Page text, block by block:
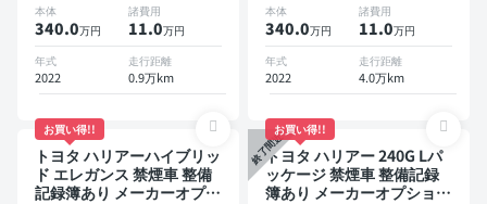
電動バックドア バックモニ
ター 全方位カメラ ドライ
ブレコーダー 衝突軽減
本体
340.0万円
諸費用
11.0万円
年式
2022
走行距離
0.9万km
スマートキー ETC バック
モニター ドライブレコーダ
ー 衝突軽減
本体
340.0万円
諸費用
11.0万円
年式
2022
走行距離
4.0万km
お買い得!!
トヨタ ハリアーハイブリッ
ド エレガンス 禁煙車 整備
記録簿あり メーカーオプシ
終了間近
お買い得!!
トヨタ ハリアー 240G Lパ
ッケージ 禁煙車 整備記録
簿あり メーカーオプション